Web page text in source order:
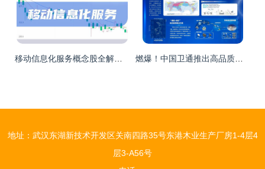
地址：武汉东湖新技术开发区关南四路35号东港木业生产厂房1-4层4
层3-A56号